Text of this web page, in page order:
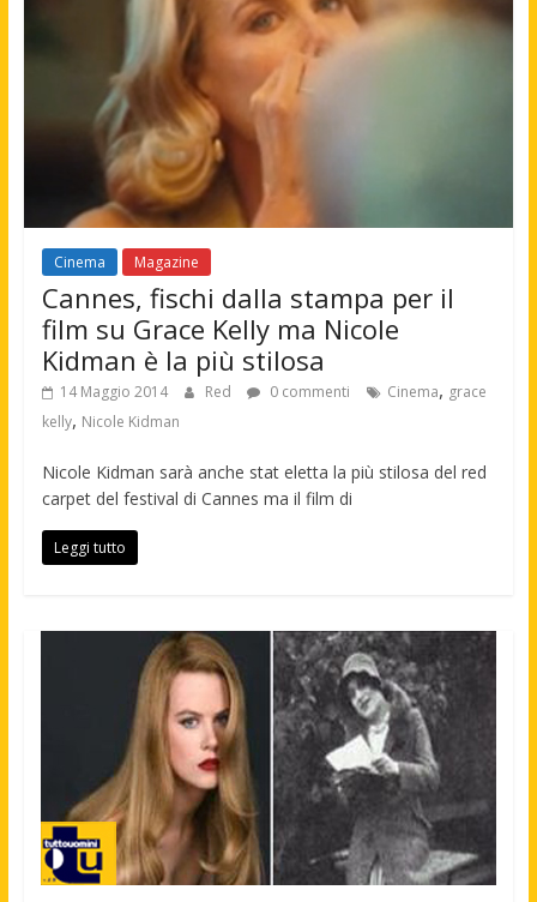
Cinema Magazine
Cannes, fischi dalla stampa per il
film su Grace Kelly ma Nicole
Kidman è la più stilosa
14 Maggio 2014 Red 0 commenti Cinema, grace
kelly, Nicole Kidman
Nicole Kidman sarà anche stat eletta la più stilosa del red
carpet del festival di Cannes ma il film di
Leggi tutto